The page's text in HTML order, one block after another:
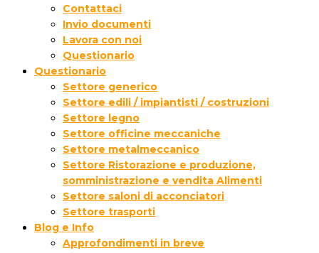
Contattaci
Invio documenti
Lavora con noi
Questionario
Questionario
Settore generico
Settore edili / impiantisti / costruzioni
Settore legno
Settore officine meccaniche
Settore metalmeccanico
Settore Ristorazione e produzione,
somministrazione e vendita Alimenti
Settore saloni di acconciatori
Settore trasporti
Blog e Info
Approfondimenti in breve